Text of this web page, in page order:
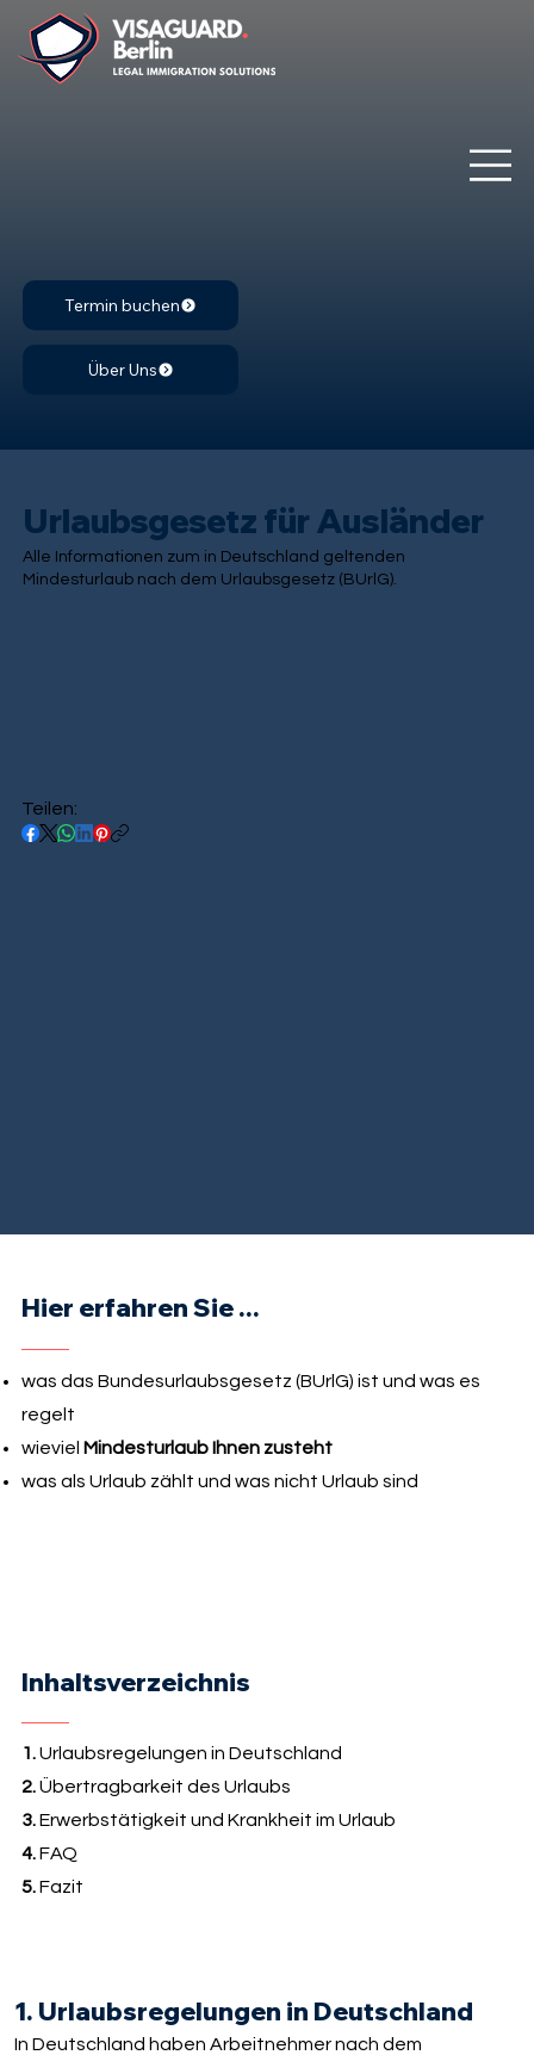
Termin buchen
Über Uns
Urlaubsgesetz für Ausländer
Alle Informationen zum in Deutschland geltenden
Mindesturlaub nach dem Urlaubsgesetz (BUrlG).
Teilen:
Hier erfahren Sie ...
was das Bundesurlaubsgesetz (BUrlG) ist und was es
regelt
wieviel Mindesturlaub Ihnen zusteht
was als Urlaub zählt und was nicht Urlaub sind
Inhaltsverzeichnis
1.Urlaubsregelungen in Deutschland
2.Übertragbarkeit des Urlaubs
3.Erwerbstätigkeit und Krankheit im Urlaub
4.FAQ
5.Fazit
1. Urlaubsregelungen in Deutschland
In Deutschland haben Arbeitnehmer nach dem